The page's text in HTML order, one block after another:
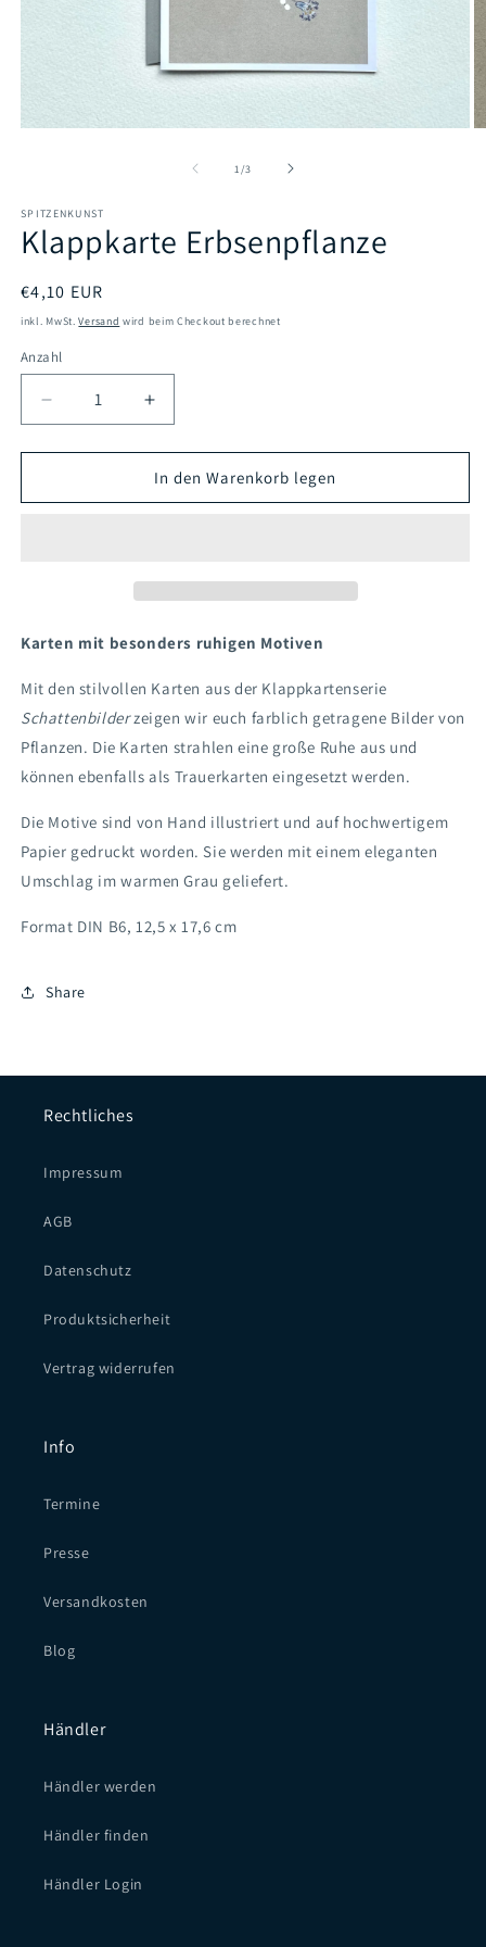
1 /von
3
SPITZENKUNST
Klappkarte Erbsenpflanze
Normaler
Preis
€4,10 EUR
inkl. MwSt.Versand wird beim Checkout berechnet
Anzahl
Verringere
die
Menge
Klappkarte
Erhöhe
die
Menge
für
Klappkarte
In den Warenkorb legen
Karten mit besonders ruhigen Motiven
Mit den stilvollen Karten aus der Klappkartenserie
Schattenbilderzeigen wir euch farblich getragene Bilder von
Pflanzen. Die Karten strahlen eine große Ruhe aus und
können ebenfalls als Trauerkarten eingesetzt werden.
Die Motive sind von Hand illustriert und auf hochwertigem
Papier gedruckt worden. Sie werden mit einem eleganten
Umschlag im warmen Grau geliefert.
Format DIN B6, 12,5 x 17,6 cm
Share
Rechtliches
Impressum
AGB
Datenschutz
Produktsicherheit
Vertrag widerrufen
Info
Termine
Presse
Versandkosten
Blog
Händler
Händler werden
Händler finden
Händler Login